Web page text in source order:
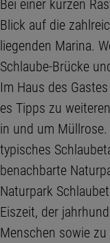
Blick auf die
liegenden Marina.
Schlaube-Brücke
Im Haus des
es Tipps zu
in und um
typisches
benachbarte
Naturpark
Eiszeit, der
Menschen sowie